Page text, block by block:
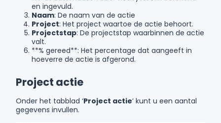
en ingevuld.
Naam: De naam van de actie
Project: Het project waartoe de actie behoort.
Projectstap: De projectstap waarbinnen de actie
valt.
**% gereed**: Het percentage dat aangeeft in
hoeverre de actie is afgerond.
Project actie
Onder het tabblad ‘Project actie’ kunt u een aantal
gegevens invullen.